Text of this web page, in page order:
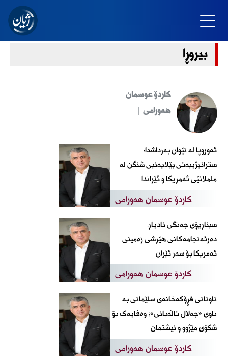
بیروڕا
کاردۆ عوسمان
هەورامی |
ئەوروپا لە نێوان بەرداشدا:
ستراتیژییەتی بێلایەنیی شنگن لە
ململانێی ئەمریکا و ئێراندا
کاردۆ عوسمان هەورامی
سیناریۆی جەنگی نادیار:
دەرئەنجامەکانی هێرشی زەمینی
ئەمریکا بۆ سەر ئێران
کاردۆ عوسمان هەورامی
ناونانی فڕۆکەخانەی سلێمانی بە
ناوی «جەلال تاڵەبانی»؛ وەفایەک بۆ
شکۆی مێژوو و نیشتمان
کاردۆ عوسمان هەورامی